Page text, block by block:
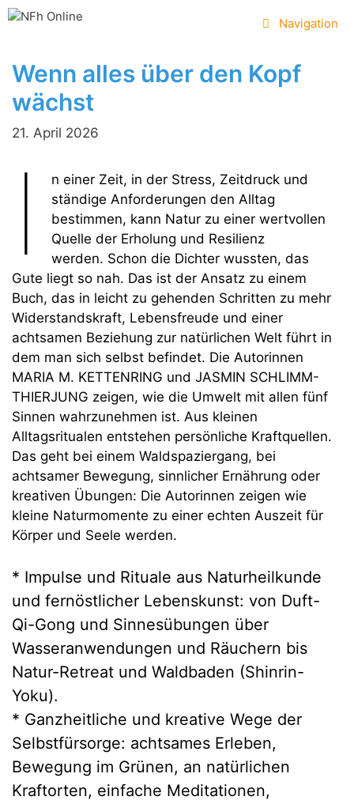
Zum
Navigation
Wenn alles über den Kopf
wächst
21. April 2026
I
n einer Zeit, in der Stress, Zeitdruck und
ständige Anforderungen den Alltag
bestimmen, kann Natur zu einer wertvollen
Quelle der Erholung und Resilienz
werden. Schon die Dichter wussten, das
Gute liegt so nah. Das ist der Ansatz zu einem
Buch, das in leicht zu gehenden Schritten zu mehr
Widerstandskraft, Lebensfreude und einer
achtsamen Beziehung zur natürlichen Welt führt in
dem man sich selbst befindet. Die Autorinnen
MARIA M. KETTENRING und JASMIN SCHLIMM-
THIERJUNG zeigen, wie die Umwelt mit allen fünf
Sinnen wahrzunehmen ist. Aus kleinen
Alltagsritualen entstehen persönliche Kraftquellen.
Das geht bei einem Waldspaziergang, bei
achtsamer Bewegung, sinnlicher Ernährung oder
kreativen Übungen: Die Autorinnen zeigen wie
kleine Naturmomente zu einer echten Auszeit für
Körper und Seele werden.
* Impulse und Rituale aus Naturheilkunde
und fernöstlicher Lebenskunst: von Duft-
Qi-Gong und Sinnesübungen über
Wasseranwendungen und Räuchern bis
Natur-Retreat und Waldbaden (Shinrin-
Yoku).
* Ganzheitliche und kreative Wege der
Selbstfürsorge: achtsames Erleben,
Bewegung im Grünen, an natürlichen
Kraftorten, einfache Meditationen,